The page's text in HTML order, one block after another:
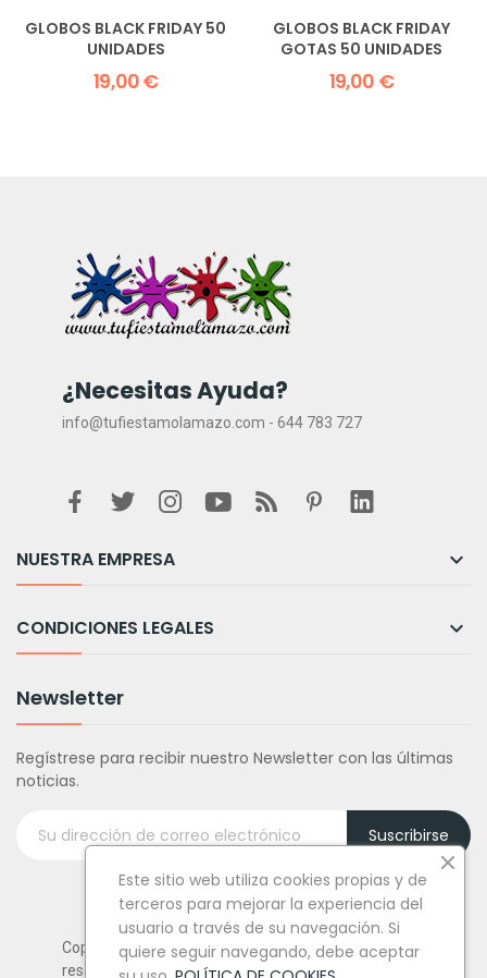
GLOBOS BLACK FRIDAY 50
UNIDADES
19,00 €
GLOBOS BLACK FRIDAY
GOTAS 50 UNIDADES
19,00 €
¿Necesitas Ayuda?
info@tufiestamolamazo.com - 644 783 727
NUESTRA EMPRESA 
CONDICIONES LEGALES 
Newsletter
Regístrese para recibir nuestro Newsletter con las últimas
noticias.
Suscribirse
Copyright © Tufiestamolamazo.com - Todos los derechos
reservados.
Este sitio web utiliza cookies propias y de
terceros para mejorar la experiencia del
usuario a través de su navegación. Si
quiere seguir navegando, debe aceptar